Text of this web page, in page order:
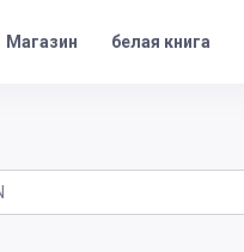
Магазин белая книга